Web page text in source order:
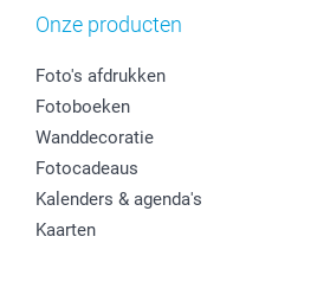
Onze producten
Foto's afdrukken
Fotoboeken
Wanddecoratie
Fotocadeaus
Kalenders & agenda's
Kaarten